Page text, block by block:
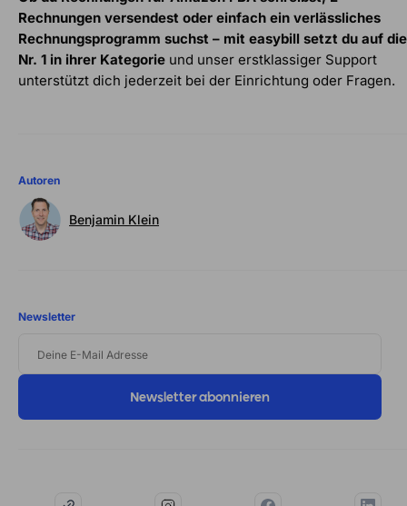
Autoren
Benjamin Klein
Newsletter
ADRESSE
Rechnungen versendest oder einfach ein verlässliches
Rechnungsprogramm suchst – mit easybill setzt du auf die
Nr. 1 in ihrer Kategorie und unser erstklassiger Support
unterstützt dich jederzeit bei der Einrichtung oder Fragen.